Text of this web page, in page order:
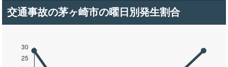
交通事故の茅ヶ崎市の曜日別発生割合